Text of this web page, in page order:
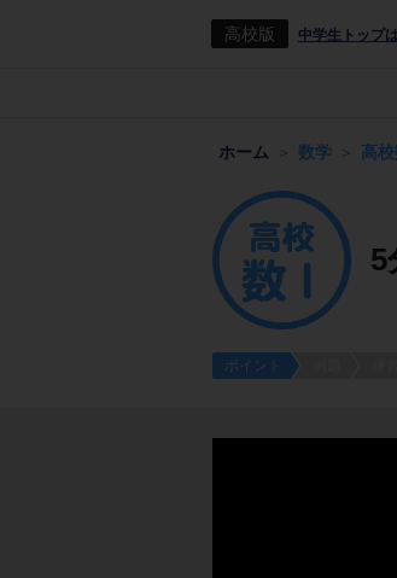
高校版 中学生トップ
ホーム 数学 高
5
ポイント